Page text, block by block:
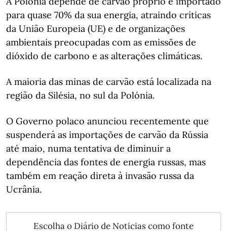
para quase 70% da sua energia, atraindo críticas
da União Europeia (UE) e de organizações
ambientais preocupadas com as emissões de
dióxido de carbono e as alterações climáticas.
A maioria das minas de carvão está localizada na
região da Silésia, no sul da Polónia.
O Governo polaco anunciou recentemente que
suspenderá as importações de carvão da Rússia
até maio, numa tentativa de diminuir a
dependência das fontes de energia russas, mas
também em reação direta à invasão russa da
Ucrânia.
Escolha o Diário de Notícias como fonte